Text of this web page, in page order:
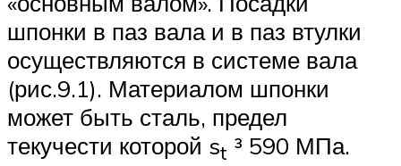
шпонки в паз вала и в паз втулки
осуществляются в системе вала
(рис.9.1). Материалом шпонки
может быть сталь, предел
текучести которой st ³ 590 МПа.